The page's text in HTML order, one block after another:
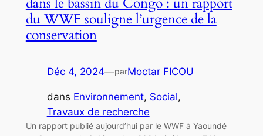
du WWF souligne l’urgence de la
conservation
Déc 4, 2024—parMoctar FICOU
dans Environnement, Social
Travaux de recherche
Un rapport publié aujourd’hui par le WWF à Yaoundé